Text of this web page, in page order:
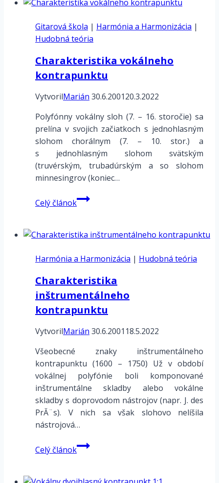
neimitačná
Gitarová škola | Harmónia a Harmonizácia |
Hudobná teória
Charakteristika vokálneho
kontrapunktu
VytvorilMarián 30.6.200120.3.2022
Polyfónny vokálny sloh (7. – 16. storočie) sa
prelína v svojich začiatkoch s jednohlasným
slohom chorálnym (7. – 10. stor.) a
s jednohlasným slohom svätským
(truvérským, trubadúrským a so slohom
minnesingrov (koniec…
Celý článokCharakteristika
vokálneho
Harmónia a Harmonizácia | Hudobná teória
Charakteristika
inštrumentálneho
kontrapunktu
VytvorilMarián 30.6.2001 18.5.2022
Všeobecné znaky inštrumentálneho
kontrapunktu (1600 – 1750) Už v období
vokálnej polyfónie boli komponované
inštrumentálne skladby alebo vokálne
skladby s doprovodom nástrojov (napr. J. des
PrĂ¨s). V nich sa však slohovo nelíšila
nástrojová…
Celý článokCharakteristika
inštrumentálneho